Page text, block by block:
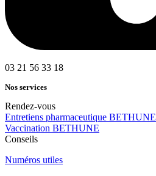
03 21 56 33 18
Nos services
Rendez-vous
Entretiens pharmaceutique BETHUNE
Vaccination BETHUNE
Conseils
Numéros utiles